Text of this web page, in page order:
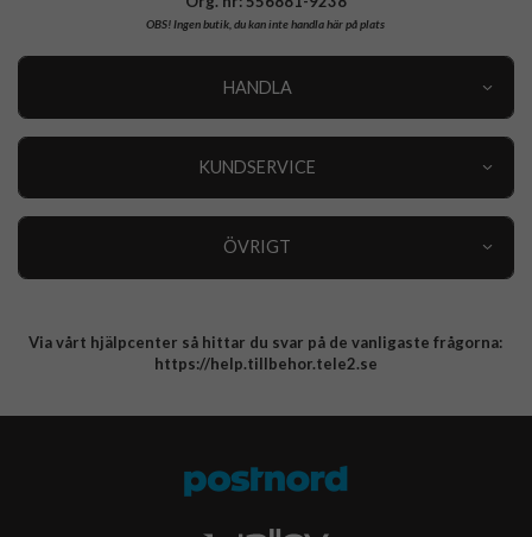
OBS!Ingen butik, du kan inte handla här på plats
HANDLA
KUNDSERVICE
ÖVRIGT
Integritetspolicy
Via vårt hjälpcenter så hittar du svar på de vanligaste frågorna:
https://help.tillbehor.tele2.se